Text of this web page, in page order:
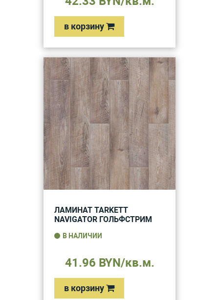
в корзину
ЛАМИНАТ TARKETT
NAVIGATOR ГОЛЬФСТРИМ
В НАЛИЧИИ
41.96 BYN/кв.м.
в корзину